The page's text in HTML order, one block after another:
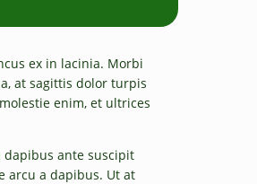
ex in lacinia. Morbi
at sagittis dolor turpis
enim, et ultrices
dapibus ante suscipit
arcu a dapibus. Ut at